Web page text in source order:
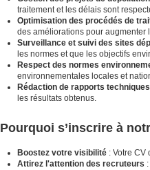
traitement et les délais sont
Optimisation des procédés de
des améliorations pour augmenter
Surveillance et suivi des sites
les normes et que les objectifs
Respect des normes
environnementales locales et
Rédaction de rapports techniques
les résultats obtenus.
Pourquoi s’inscrire à
Boostez votre visibilité : Votre CV
Attirez l'attention des recruteurs